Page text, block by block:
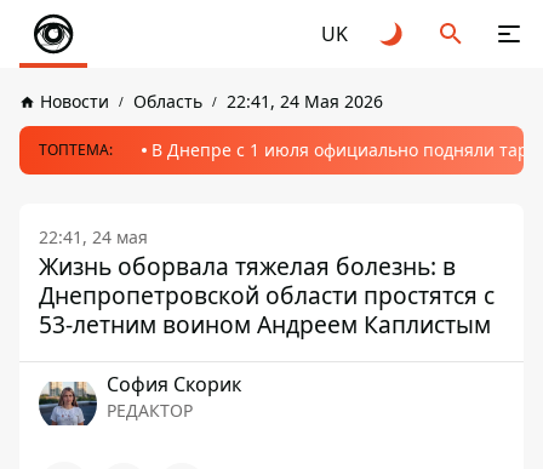
UK
Новости Область 22:41, 24 Мая 2026
ТОПТЕМА: В Днепре с 1 июля официально подняли
22:41, 24 мая
Жизнь оборвала тяжелая болезнь: в
Днепропетровской области простятся с
53-летним воином Андреем Каплистым
София Скорик
РЕДАКТОР